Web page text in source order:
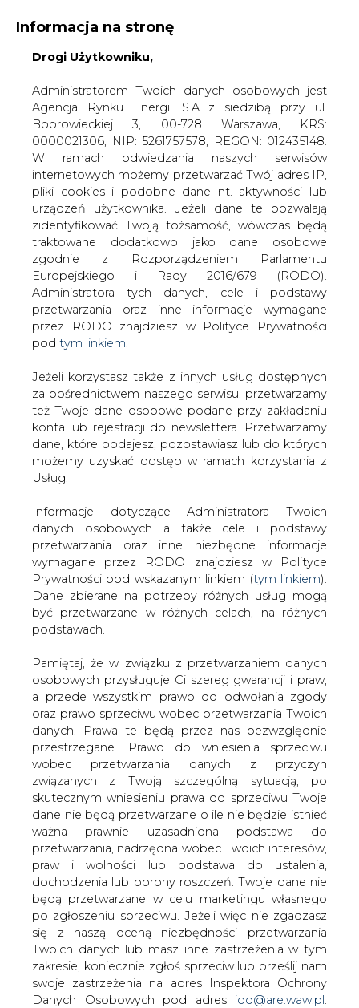
KONTAKT:
WYDAWCA PORTALU:
WYSOKI KONTRAST WIELKOŚĆ TEKSTU A A
ZALOGUJ SIĘ
WŁĄCZ CIRE.TV
Informacja na stronę
Drogi Użytkowniku,
Administratorem Twoich danych osobowych jest
Agencja Rynku Energii S.A z siedzibą przy ul.
Bobrowieckiej 3, 00-728 Warszawa, KRS:
0000021306, NIP: 5261757578, REGON: 012435148.
W ramach odwiedzania naszych serwisów
internetowych możemy przetwarzać Twój adres IP,
pliki cookies i podobne dane nt. aktywności lub
urządzeń użytkownika. Jeżeli dane te pozwalają
zidentyfikować Twoją tożsamość, wówczas będą
traktowane dodatkowo jako dane osobowe
zgodnie z Rozporządzeniem Parlamentu
Europejskiego i Rady 2016/679 (RODO).
Administratora tych danych, cele i podstawy
przetwarzania oraz inne informacje wymagane
przez RODO znajdziesz w Polityce Prywatności
pod tym linkiem.
Jeżeli korzystasz także z innych usług dostępnych
za pośrednictwem naszego serwisu, przetwarzamy
też Twoje dane osobowe podane przy zakładaniu
konta lub rejestracji do newslettera. Przetwarzamy
dane, które podajesz, pozostawiasz lub do których
możemy uzyskać dostęp w ramach korzystania z
Usług.
Informacje dotyczące Administratora Twoich
danych osobowych a także cele i podstawy
przetwarzania oraz inne niezbędne informacje
wymagane przez RODO znajdziesz w Polityce
Prywatności pod wskazanym linkiem (tym linkiem).
Dane zbierane na potrzeby różnych usług mogą
być przetwarzane w różnych celach, na różnych
podstawach.
Pamiętaj, że w związku z przetwarzaniem danych
osobowych przysługuje Ci szereg gwarancji i praw,
a przede wszystkim prawo do odwołania zgody
oraz prawo sprzeciwu wobec przetwarzania Twoich
danych. Prawa te będą przez nas bezwzględnie
przestrzegane. Prawo do wniesienia sprzeciwu
wobec przetwarzania danych z przyczyn
związanych z Twoją szczególną sytuacją, po
skutecznym wniesieniu prawa do sprzeciwu Twoje
dane nie będą przetwarzane o ile nie będzie istnieć
ważna prawnie uzasadniona podstawa do
przetwarzania, nadrzędna wobec Twoich interesów,
praw i wolności lub podstawa do ustalenia,
dochodzenia lub obrony roszczeń. Twoje dane nie
będą przetwarzane w celu marketingu własnego
po zgłoszeniu sprzeciwu. Jeżeli więc nie zgadzasz
się z naszą oceną niezbędności przetwarzania
Twoich danych lub masz inne zastrzeżenia w tym
zakresie, koniecznie zgłoś sprzeciw lub prześlij nam
swoje zastrzeżenia na adres Inspektora Ochrony
Danych Osobowych pod adres iod@are.waw.pl.
Strona główna RYNEK PALIW
Tobiszowski: własny
surowiec jest dobrem
2018-12-14 00:00
skomentuj
udostępnij:
Tobiszowski: własny surowiec jest
dobrem
- Nie chcemy niczego robić kosztem
odnawialnych źródeł energii, chcemy
jednak, by doceniono nasz sektor
wydobywczy i energetykę,
pozostawiono im należne miejsce -
powiedział portalowi netTG.pl Grzegorz
Tobiszowwski, wiceminister energii.